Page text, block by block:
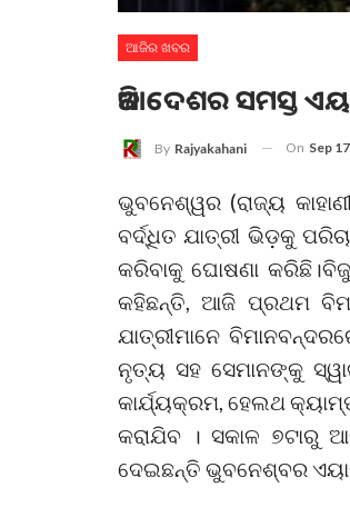
ଆଜିର ଖବର
ଆଜି ଦେଶର ସମସ୍ତ
By Rajyakahani On Sep
ଭୁବନେଶ୍ୱର (ରାଜ୍ୟ
ବର୍ଦ୍ଧିତ ଯାତ୍ରୀ ଭିଡ଼କୁ
କରିବାକୁ ଘୋଷଣା
କହିଛନ୍ତି, ଆଜି ପ୍ରଥମ
ଯାତ୍ରୀମାନେ
ନୃତ୍ୟ ସହ ସେମାନଙ୍କୁ
କାର୍ଯ୍ୟକ୍ରମ, ହେଲଥ
କରାଯିବ । ସକାଳ ୭ଟାରୁ
ଦେଇଛନ୍ତି ଭୁବନେଶ୍ବର